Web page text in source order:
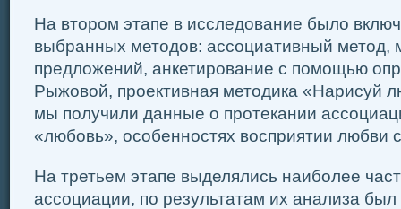
На втором этапе в исследование было
выбранных методов: ассоциативный метод,
предложений, анкетирование с помощью
Рыжовой, проективная методика «Нарисуй
мы получили данные о протекании
«любовь», особенностях восприятии любви
На третьем этапе выделялись наиболее
ассоциации, по результатам их анализа был